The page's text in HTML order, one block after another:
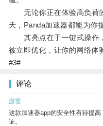
无论你正在体验高负荷
天，Panda加速器都能为你
其亮点在于一键式操作
被立即优化，让你的网络体
#3#
评论
游客
这款加速器app的安全性有待提
证。